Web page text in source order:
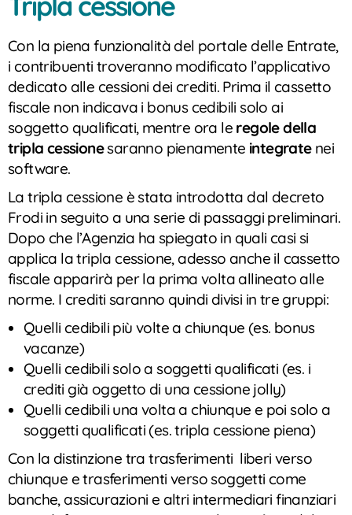
Con la piena funzionalità del portale delle Entrate,
i contribuenti troveranno modificato l’applicativo
dedicato alle cessioni dei crediti. Prima il cassetto
fiscale non indicava i bonus cedibili solo ai
soggetto qualificati, mentre ora le regole della
tripla cessionesaranno pienamente integrate nei
software.
La tripla cessione è stata introdotta dal decreto
Frodi in seguito a una serie di passaggi preliminari.
Dopo che l’Agenzia ha spiegato in quali casi si
applica la tripla cessione, adesso anche il cassetto
fiscale apparirà per la prima volta allineato alle
norme. I crediti saranno quindi divisi in tre gruppi:
Quelli cedibili più volte a chiunque (es. bonus
vacanze)
Quelli cedibili solo a soggetti qualificati (es. i
crediti già oggetto di una cessione jolly)
Quelli cedibili una volta a chiunque e poi solo a
soggetti qualificati (es. tripla cessione piena)
Con la distinzione tra trasferimenti liberi verso
chiunque e trasferimenti verso soggetti come
banche, assicurazioni e altri intermediari finanziari